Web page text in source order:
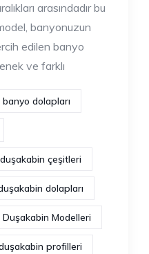
arasındadır bu
banyonuzun
edilen banyo
ve farklı
banyo dolapları
duşakabin çeşitleri
dolapları
Duşakabin Modelleri
profilleri